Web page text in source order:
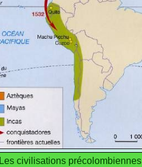
Les civilisations précolombiennes